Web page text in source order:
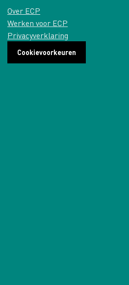
Over ECP
Werken voor ECP
Privacyverklaring
Cookievoorkeuren
via